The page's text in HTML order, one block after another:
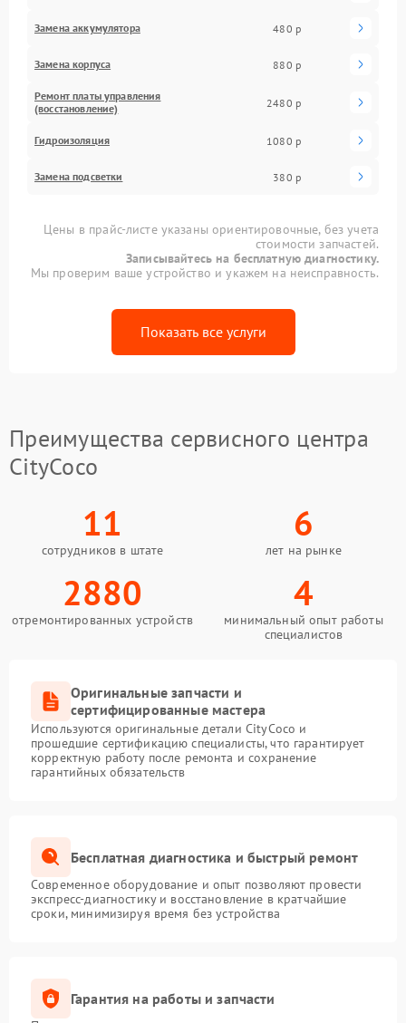
Замена аккумулятора 480 р
Замена корпуса 880 р
Ремонт платы управления
(восстановление)
2480 р
Гидроизоляция 1080 р
Замена подсветки 380 р
Цены в прайс-листе указаны ориентировочные, без учета
стоимости запчастей.
Записывайтесь на бесплатную диагностику.
Мы проверим ваше устройство и укажем на неисправность.
Показать все услуги
Преимущества сервисного центра
CityCoco
11
сотрудников в штате
6
лет на рынке
2880
отремонтированных устройств
4
минимальный опыт работы
специалистов
Оригинальные запчасти и
сертифицированные мастера
Используются оригинальные детали CityCoco и
прошедшие сертификацию специалисты, что гарантирует
корректную работу после ремонта и сохранение
гарантийных обязательств
Бесплатная диагностика и быстрый ремонт
Современное оборудование и опыт позволяют провести
экспресс-диагностику и восстановление в кратчайшие
сроки, минимизируя время без устройства
Гарантия на работы и запчасти